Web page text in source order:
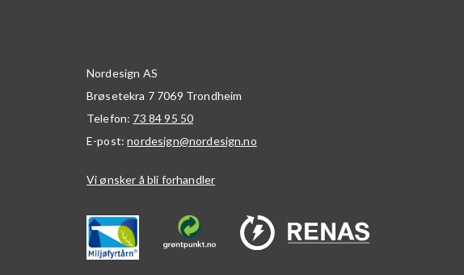
Nordesign AS
Brøsetekra 7 7069 Trondheim
Telefon: 73 84 95 50
E-post:nordesign@nordesign.no
Vi ønsker å bli forhandler